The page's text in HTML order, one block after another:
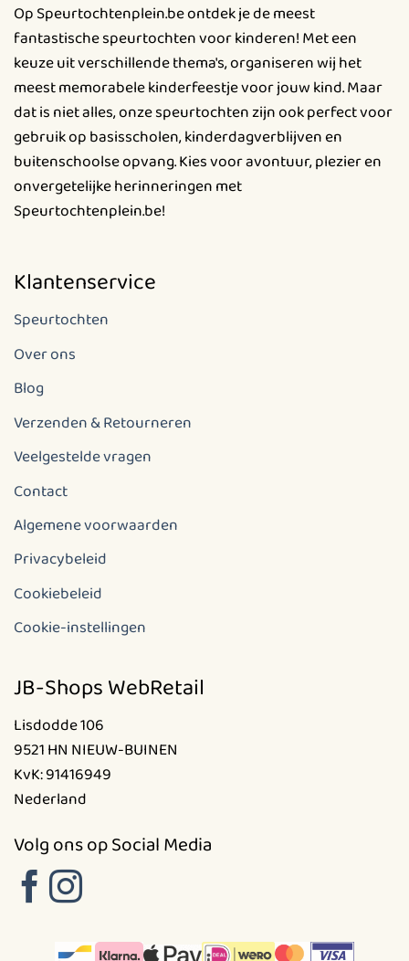
Op Speurtochtenplein.be ontdek je de meest
fantastische speurtochten voor kinderen! Met een
keuze uit verschillende thema's, organiseren wij het
meest memorabele kinderfeestje voor jouw kind. Maar
dat is niet alles, onze speurtochten zijn ook perfect voor
gebruik op basisscholen, kinderdagverblijven en
buitenschoolse opvang. Kies voor avontuur, plezier en
onvergetelijke herinneringen met
Speurtochtenplein.be!
Klantenservice
Speurtochten
Over ons
Blog
Verzenden & Retourneren
Veelgestelde vragen
Contact
Algemene voorwaarden
Privacybeleid
Cookiebeleid
Cookie-instellingen
JB-Shops WebRetail
Lisdodde 106
9521 HN NIEUW-BUINEN
KvK: 91416949
Nederland
Volg ons op Social Media